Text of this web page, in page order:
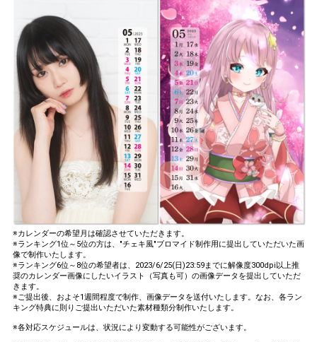
※カレンダーの希望月は確認させていただきます。
※ランキング1位～5位の方は、"チェキ風"ブロマイド制作用に提出していただいた画
像で制作いたします。
※ランキング6位～8位の希望者は、2023/6/25(日)23:59までに解像度300dpi以上推
奨のカレンダー画像にしたいイラスト（写真も可）の画像データを提出していただ
きます。
※ご提出後、およそ1週間程度で制作、画像データを送付いたします。なお、各ラン
キング特典に則りご提出いただいた素材種類分制作いたします。
※各対応スケジュールは、状況により変動する可能性がございます。